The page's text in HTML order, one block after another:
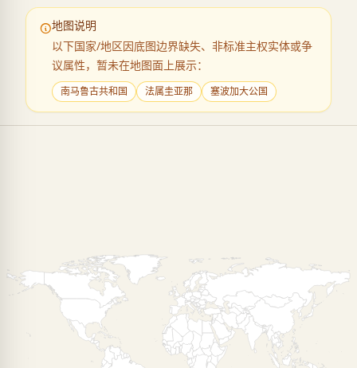
地图说明
以下国家/地区因底图边界缺失、非标准主权实体或争
议属性，暂未在地图面上展示：
南马鲁古共和国 法属圭亚那 塞波加大公国
通辽宇宙成员国地理分类
欧洲袖珍国家
收录梵蒂冈、摩纳哥、圣马力诺、列支敦士登等欧洲微型国家
太平洋岛国
包括瑙鲁、图瓦卢、帕劳等太平洋小岛国，这些国家面临着气
非洲特色国家
涵盖冈比亚、斯威士兰、莱索托等非洲特色国家，这些国家在
微型国家世界地理国家历史 政治制度 文化探索
深度地理探索
世界地图上的奇葩小国分布情况
通辽宇宙成员国地理位置查询
交互式世界地图使用指南
袖珍国家在世界地图上的位置